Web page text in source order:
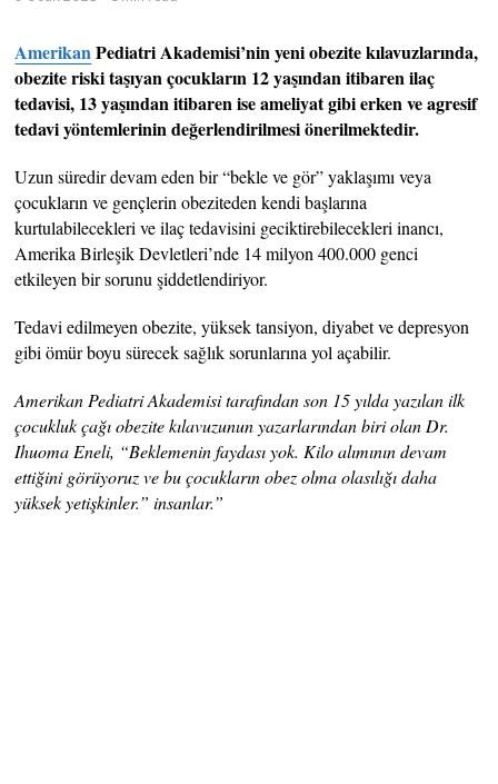
AmerikanPediatri Akademisi’nin yeni obezite kılavuzlarında,
obezite riski taşıyan çocukların 12 yaşından itibaren ilaç
tedavisi, 13 yaşından itibaren ise ameliyat gibi erken ve agresif
tedavi yöntemlerinin değerlendirilmesi önerilmektedir.
Uzun süredir devam eden bir “bekle ve gör” yaklaşımı veya
çocukların ve gençlerin obeziteden kendi başlarına
kurtulabilecekleri ve ilaç tedavisini geciktirebilecekleri inancı,
Amerika Birleşik Devletleri’nde 14 milyon 400.000 genci
etkileyen bir sorunu şiddetlendiriyor.
Tedavi edilmeyen obezite, yüksek tansiyon, diyabet ve depresyon
gibi ömür boyu sürecek sağlık sorunlarına yol açabilir.
Amerikan Pediatri Akademisi tarafından son 15 yılda yazılan ilk
çocukluk çağı obezite kılavuzunun yazarlarından biri olan Dr.
Ihuoma Eneli, “Beklemenin faydası yok. Kilo alımının devam
ettiğini görüyoruz ve bu çocukların obez olma olasılığı daha
yüksek yetişkinler.” insanlar.”